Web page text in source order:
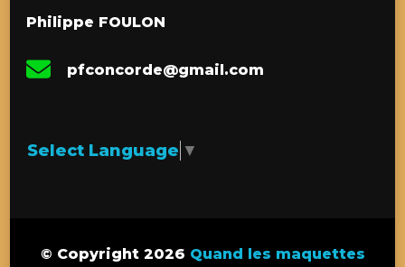
Philippe FOULON
pfconcorde@gmail.com
Select Language ▼
© Copyright 2026 Quand les maquettes